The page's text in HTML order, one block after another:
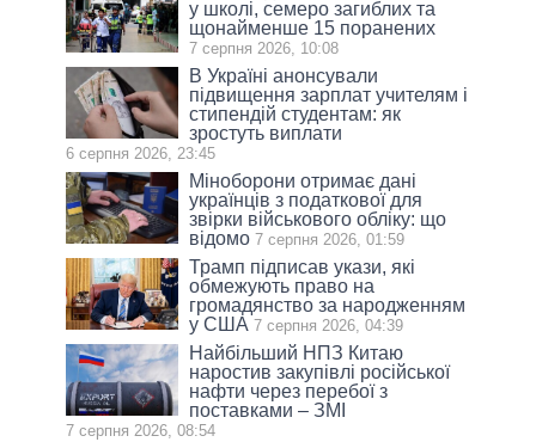
у школі, семеро загиблих та
щонайменше 15 поранених
7 серпня 2026, 10:08
В Україні анонсували
підвищення зарплат учителям і
стипендій студентам: як
зростуть виплати
6 серпня 2026, 23:45
Міноборони отримає дані
українців з податкової для
звірки військового обліку: що
відомо 7 серпня 2026, 01:59
Трамп підписав укази, які
обмежують право на
громадянство за народженням
у США 7 серпня 2026, 04:39
Найбільший НПЗ Китаю
наростив закупівлі російської
нафти через перебої з
поставками – ЗМІ
7 серпня 2026, 08:54